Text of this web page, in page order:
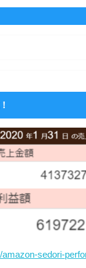
sedori-